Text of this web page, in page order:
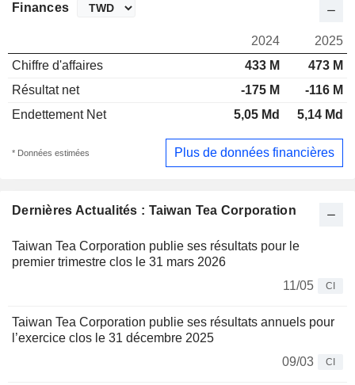
Dernières Actualités : Taiwan Tea Corporation
Taiwan Tea Corporation publie ses résultats pour le
premier trimestre clos le 31 mars 2026
11/05
CI
Taiwan Tea Corporation publie ses résultats annuels pour
l’exercice clos le 31 décembre 2025
09/03
CI
Finances
2024
2025
Chiffre d'affaires
433 M
473 M
Résultat net
-175 M
-116 M
Endettement Net
5,05 Md 5,14 Md
* Données estimées Plus de données financières